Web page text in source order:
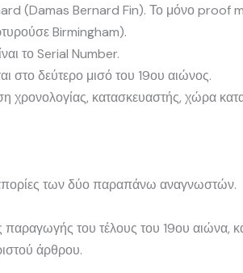
(Damas Bernard Fin). Το μόνο proof
Birmingham).
το Serial Number.
δεύτερο μισό του 19ου αιώνος.
χρονολογίας, κατασκευαστής, χώρα
απορίες των δύο παραπάνω αναγνωστών.
παραγωγής του τέλους του 19ου αιώνα,
άρθρου.